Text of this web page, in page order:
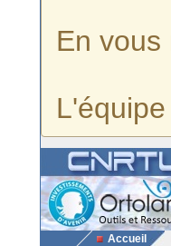
En vous
Accueil